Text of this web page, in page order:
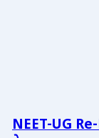
NEET-UG